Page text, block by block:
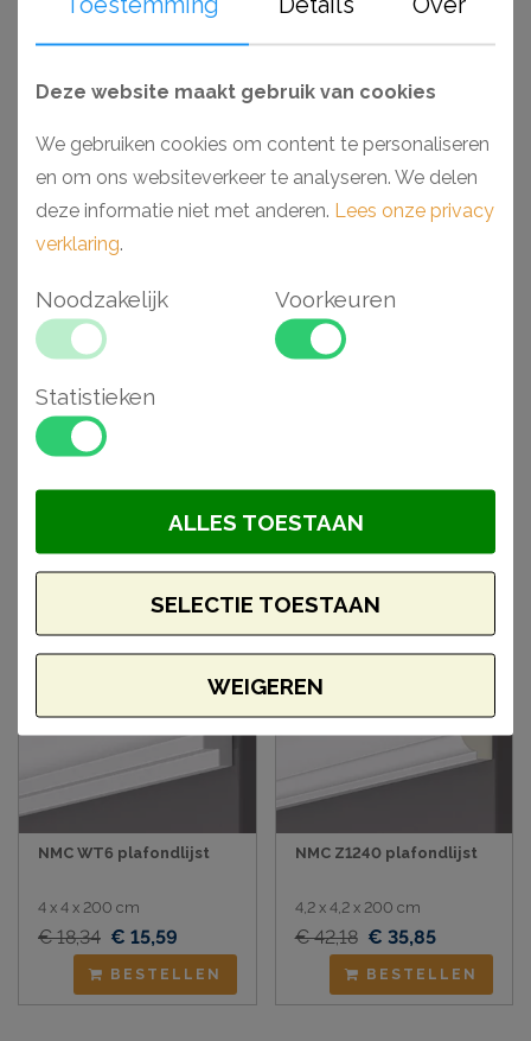
Gerelateerde
artikelen
Orac CB510N plafondlijst
4 x 4 x 200 cm
€ 9,98
BESTELLEN
€ 7,25
Aanbieding
NMC WT6 plafondlijst
4 x 4 x 200 cm
€ 18,34 € 15,59
BESTELLEN
Aanbieding
NMC Z1240 plafondlijst
4,2 x 4,2 x 200 cm
€ 42,18 € 35,85
BESTELLEN
Deze website maakt gebruik van cookies
We gebruiken cookies om content te personaliseren
en om ons websiteverkeer te analyseren. We delen
deze informatie niet met anderen. Lees onze privacy
verklaring.
Noodzakelijk Voorkeuren
Statistieken
WEIGEREN
SELECTIE TOESTAAN
ALLES TOESTAAN